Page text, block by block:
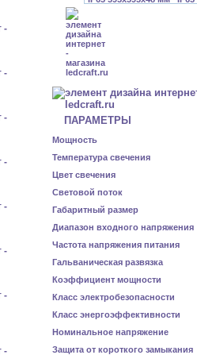
ПАРАМЕТРЫ
Мощность
Температура свечения
Цвет свечения
Световой поток
Габаритный размер
Диапазон входного напряжения
Частота напряжения питания
Гальваническая развязка
Коэффициент мощности
Класс электробезопасности
Класс энергоэффективности
Номинальное напряжение
Защита от короткого замыкания